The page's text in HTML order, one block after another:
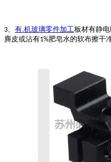
3 有.机玻璃零件加工板材有静
麂皮或沾有1%肥皂水的软布擦干